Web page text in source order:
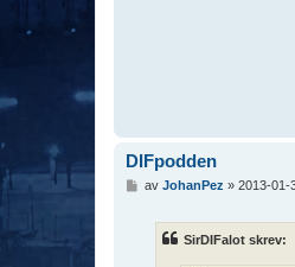
DIFpodden
av JohanPez » 2013-01-
SirDIFalot skrev: